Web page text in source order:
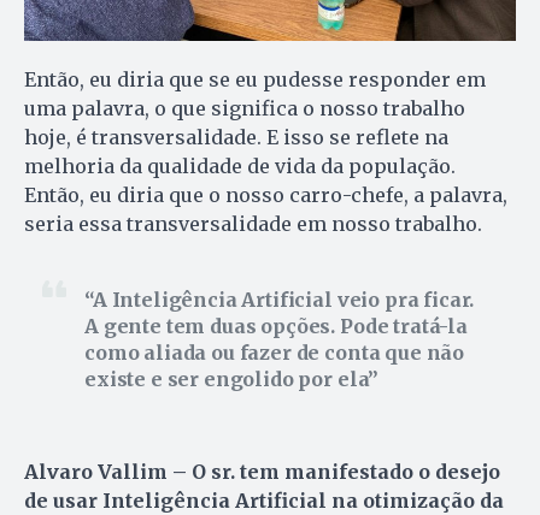
Então, eu diria que se eu pudesse responder em
uma palavra, o que significa o nosso trabalho
hoje, é transversalidade. E isso se reflete na
melhoria da qualidade de vida da população.
Então, eu diria que o nosso carro-chefe, a palavra,
seria essa transversalidade em nosso trabalho.
A Inteligência Artificial veio pra ficar.
A gente tem duas opções. Pode tratá-la
como aliada ou fazer de conta que não
existe e ser engolido por ela
Alvaro Vallim – O sr. tem manifestado o desejo
de usar Inteligência Artificial na otimização da